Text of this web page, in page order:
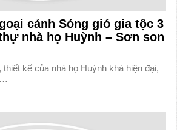
cảnh Sóng gió gia tộc 3
nhà họ Huỳnh – Sơn son
kế của nhà họ Huỳnh khá hiện đại,